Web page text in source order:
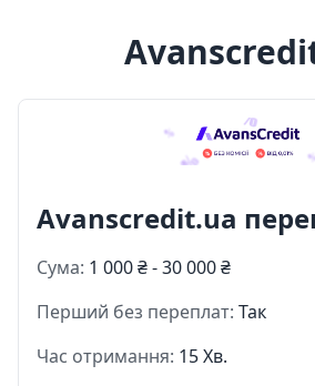
Avanscredit.ua
Сума: 1 000 ₴ - 30 000 ₴
Перший без переплат: Так
Час отримання: 15 Хв.